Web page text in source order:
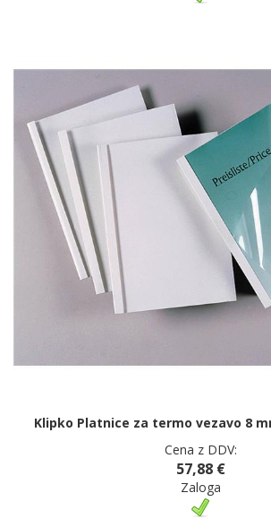
Klipko Platnice za termo vezavo 8
Cena z DDV:
57,88 €
Zaloga